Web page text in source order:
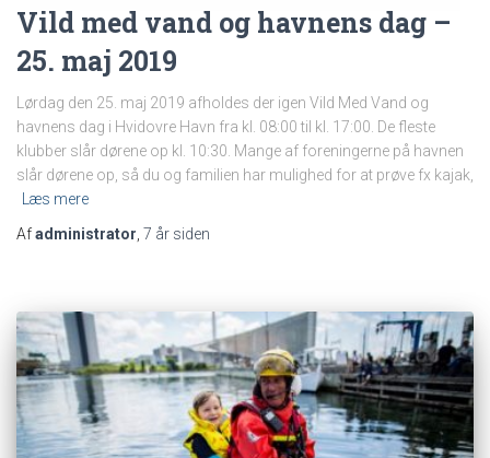
Vild med vand og havnens dag –
25. maj 2019
Lørdag den 25. maj 2019 afholdes der igen Vild Med Vand og
havnens dag i Hvidovre Havn fra kl. 08:00 til kl. 17:00. De fleste
klubber slår dørene op kl. 10:30. Mange af foreningerne på havnen
slår dørene op, så du og familien har mulighed for at prøve fx kajak,
Læs mere
Afadministrator 7 år siden